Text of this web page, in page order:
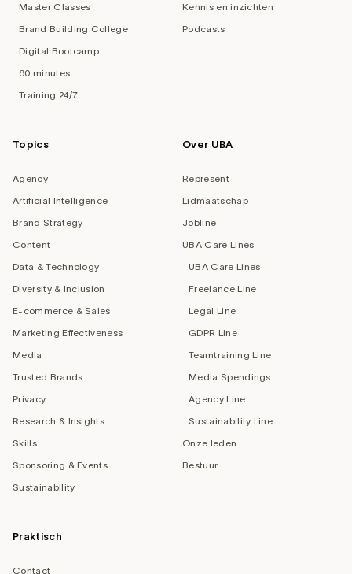
Master Classes
Brand Building College
Digital Bootcamp
60 minutes
Training 24/7
Kennis en inzichten
Podcasts
Topics
Agency
Artificial Intelligence
Brand Strategy
Content
Data & Technology
Diversity & Inclusion
E-commerce & Sales
Marketing Effectiveness
Media
Trusted Brands
Privacy
Research & Insights
Skills
Sponsoring & Events
Sustainability
Over UBA
Represent
Lidmaatschap
Jobline
UBA Care Lines
UBA Care Lines
Freelance Line
Legal Line
GDPR Line
Teamtraining Line
Media Spendings
Agency Line
Sustainability Line
Onze leden
Bestuur
Praktisch
Contact